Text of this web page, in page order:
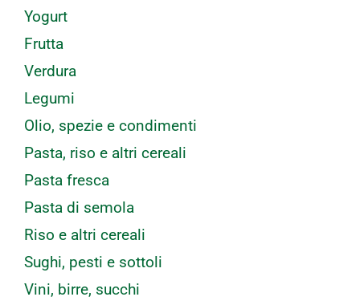
Yogurt
Frutta
Verdura
Legumi
Olio, spezie e condimenti
Pasta, riso e altri cereali
Pasta fresca
Pasta di semola
Riso e altri cereali
Sughi, pesti e sottoli
Vini, birre, succhi